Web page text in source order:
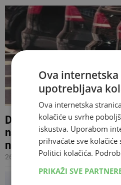
DO 150.000 MARAKA
nabavlja automobile,
najskuplji
26.04.2024 16:52
Ova
upotrebljava
Ova internetska
kolačiće u svrhe
iskustva. Uporabom
prihvaćate sve kolačiće
Politici kolačića.
PRIKAŽI SVE